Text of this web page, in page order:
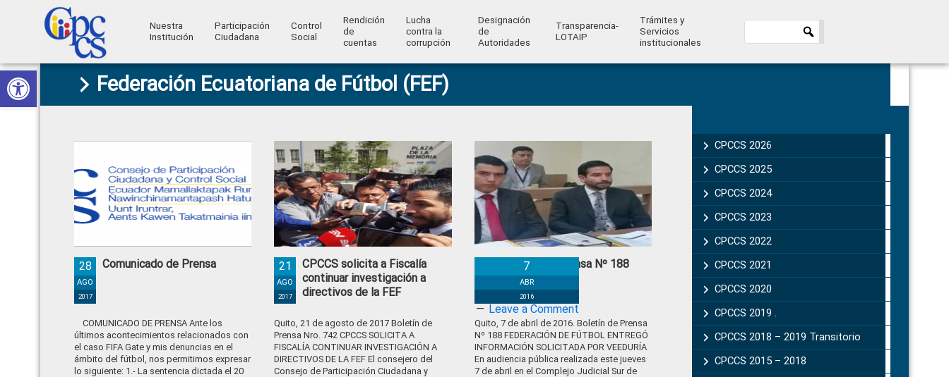
Abrir barra de herramientas
Skip
to
primary
Skip
to
main
Skip
to
primary
Skip
to
footer
Consejo
Ciudadana
Control
Social
Construyendo
Ciudadano
Nuestra
Institución
Participación
Ciudadana
Control
Social
Rendición
de
cuentas
Lucha
contra la
corrupción
Designación
de
Autoridades
Transparencia-
LOTAIP
Trámites y
Servicios
institucionales
Federación Ecuatoriana de Fútbol (FEF)
Comunicado de Prensa
28
AGO
2017
COMUNICADO DE PRENSA Ante los
últimos acontecimientos relacionados con
el caso FIFA Gate y mis denuncias en el
ámbito del fútbol, nos permitimos expresar
lo siguiente: 1.- La sentencia dictada el 20
CPCCS solicita a Fiscalía
continuar investigación a
directivos de la FEF
21
AGO
2017
Quito, 21 de agosto de 2017 Boletín de
Prensa Nro. 742 CPCCS SOLICITA A
FISCALÍA CONTINUAR INVESTIGACIÓN A
DIRECTIVOS DE LA FEF El consejero del
Consejo de Participación Ciudadana y
Boletín de Prensa Nº 188
7
ABR
2016
Leave a Comment
Quito, 7 de abril de 2016. Boletín de Prensa
Nº 188 FEDERACIÓN DE FÚTBOL ENTREGÓ
INFORMACIÓN SOLICITADA POR VEEDURÍA
En audiencia pública realizada este jueves
7 de abril en el Complejo Judicial Sur de
Sidebar
CPCCS 2026
CPCCS 2025
CPCCS 2024
CPCCS 2023
CPCCS 2022
CPCCS 2021
CPCCS 2020
CPCCS 2019 .
CPCCS 2018 – 2019 Transitorio
CPCCS 2015 – 2018